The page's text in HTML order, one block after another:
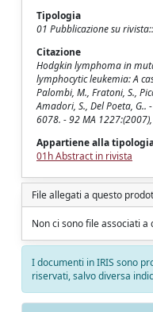
Tipologia
01 Pubblicazione su
Citazione
Hodgkin lymphoma in
lymphocytic leukemia: A
Palombi, M., Fratoni, S.,
Amadori, S., Del Poeta, G..
6078. - 92 MA
Appartiene alla
01h Abstract in rivista
File allegati a questo
Non ci sono file associati
I documenti in IRIS sono
riservati, salvo diversa